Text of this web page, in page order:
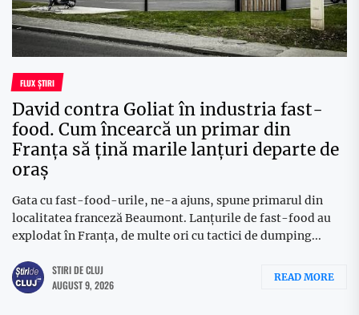
FLUX ȘTIRI
David contra Goliat în industria fast-
food. Cum încearcă un primar din
Franța să țină marile lanțuri departe de
oraș
Gata cu fast-food-urile, ne-a ajuns, spune primarul din
localitatea franceză Beaumont. Lanțurile de fast-food au
explodat în Franța, de multe ori cu tactici de dumping...
STIRI DE CLUJ
AUGUST 9, 2026
READ MORE